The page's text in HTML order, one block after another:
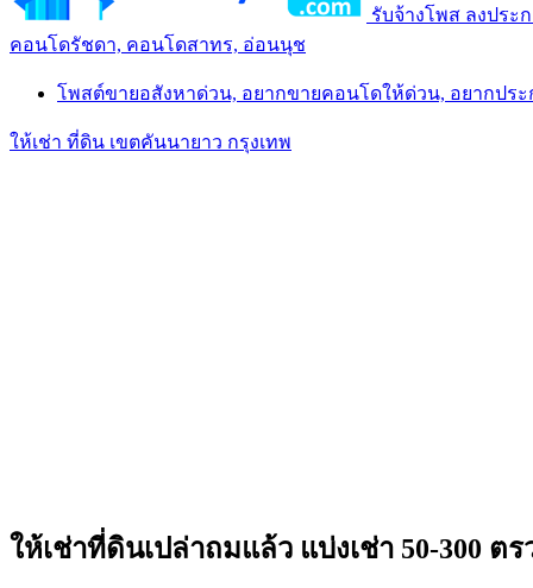
รับจ้างโพส ลงประ
คอนโดรัชดา, คอนโดสาทร, อ่อนนุช
โพสต์ขายอสังหาด่วน, อยากขายคอนโดให้ด่วน, อยากปร
ให้เช่า ที่ดิน เขตคันนายาว กรุงเทพ
ให้เช่าที่ดินเปล่าถมแล้ว แบ่งเช่า 50-300 ต